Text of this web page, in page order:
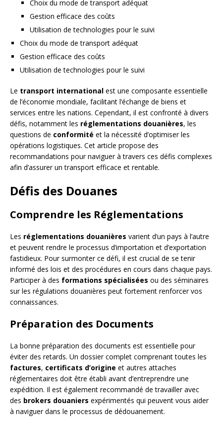
Choix du mode de transport adéquat
Gestion efficace des coûts
Utilisation de technologies pour le suivi
Choix du mode de transport adéquat
Gestion efficace des coûts
Utilisation de technologies pour le suivi
Le transport international est une composante essentielle
de l’économie mondiale, facilitant l’échange de biens et
services entre les nations. Cependant, il est confronté à divers
défis, notamment les réglementations douanières, les
questions de conformité et la nécessité d’optimiser les
opérations logistiques. Cet article propose des
recommandations pour naviguer à travers ces défis complexes
afin d’assurer un transport efficace et rentable.
Défis des Douanes
Comprendre les Réglementations
Les réglementations douanières varient d’un pays à l’autre
et peuvent rendre le processus d’importation et d’exportation
fastidieux. Pour surmonter ce défi, il est crucial de se tenir
informé des lois et des procédures en cours dans chaque pays.
Participer à des formations spécialisées ou des séminaires
sur les régulations douanières peut fortement renforcer vos
connaissances.
Préparation des Documents
La bonne préparation des documents est essentielle pour
éviter des retards. Un dossier complet comprenant toutes les
factures, certificats d’origine et autres attaches
réglementaires doit être établi avant d’entreprendre une
expédition. Il est également recommandé de travailler avec
des brokers douaniers expérimentés qui peuvent vous aider
à naviguer dans le processus de dédouanement.